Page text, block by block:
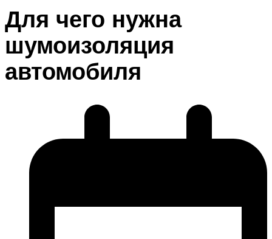
Для чего нужна
шумоизоляция
автомобиля